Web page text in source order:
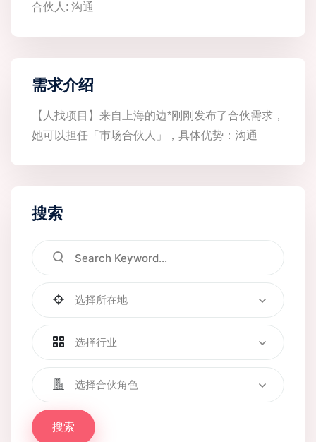
合伙人: 沟通
需求介绍
【人找项目】来自上海的边*刚刚发布了合伙需求，
她可以担任「市场合伙人」，具体优势：沟通
搜索
选择所在地
选择行业
选择合伙角色
搜索